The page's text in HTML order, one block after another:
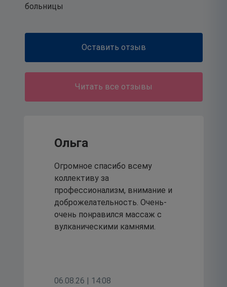
родителям, как защитить
деструктивного поведения.
21 июля 2026
турнир - неотъемлемая
часть корпоративной
культуры и жизни
учреждения.
20 июля 2026
Клинико –
больницы
Оставить отзыв
Читать все отзывы
Ольга
Огромное спасибо всему
коллективу за
профессионализм, внимание и
доброжелательность. Очень-
очень понравился массаж с
вулканическими камнями.
06.08.26 | 14:08